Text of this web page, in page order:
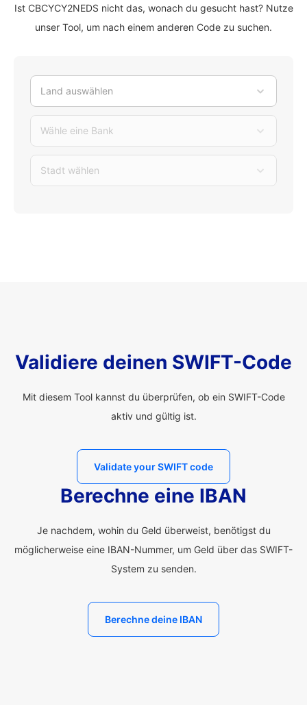
Ist CBCYCY2NEDS nicht das, wonach du gesucht hast? Nutze
unser Tool, um nach einem anderen Code zu suchen.
Land auswählen
Wähle eine Bank
Stadt wählen
Validiere deinen SWIFT-Code
Mit diesem Tool kannst du überprüfen, ob ein SWIFT-Code
aktiv und gültig ist.
Validate your SWIFT code
Berechne eine IBAN
Je nachdem, wohin du Geld überweist, benötigst du
möglicherweise eine IBAN-Nummer, um Geld über das SWIFT-
System zu senden.
Berechne deine IBAN